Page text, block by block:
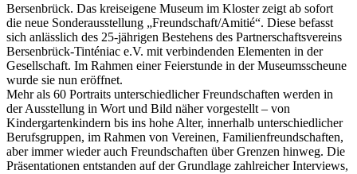
Bersenbrück. Das kreiseigene Museum im Kloster zeigt ab sofort
die neue Sonderausstellung „Freundschaft/Amitié“. Diese befasst
sich anlässlich des 25-jährigen Bestehens des Partnerschaftsvereins
Bersenbrück-Tinténiac e.V. mit verbindenden Elementen in der
Gesellschaft. Im Rahmen einer Feierstunde in der Museumsscheune
wurde sie nun eröffnet.
Mehr als 60 Portraits unterschiedlicher Freundschaften werden in
der Ausstellung in Wort und Bild näher vorgestellt – von
Kindergartenkindern bis ins hohe Alter, innerhalb unterschiedlicher
Berufsgruppen, im Rahmen von Vereinen, Familienfreundschaften,
aber immer wieder auch Freundschaften über Grenzen hinweg. Die
Präsentationen entstanden auf der Grundlage zahlreicher Interviews,